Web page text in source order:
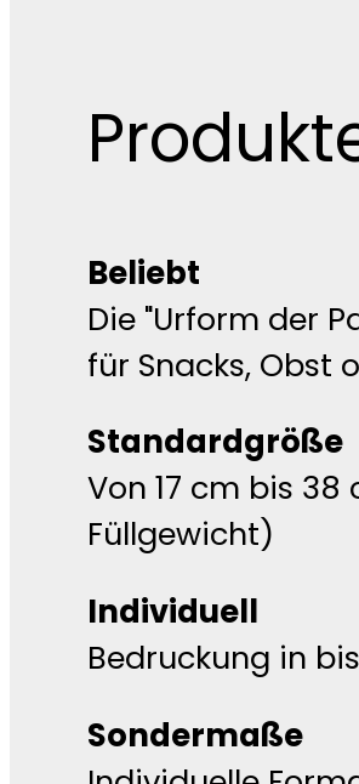
Beliebt
Die "Urform der
für Snacks, Obst
Standardgröße
Von 17 cm bis
Füllgewicht)
Individuell
Bedruckung in
Sondermaße